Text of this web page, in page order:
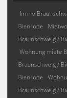
Immo
Bienrode
Braunschweig /
Wohnung miete
Braunschweig /
Bienrode
Braunschweig /